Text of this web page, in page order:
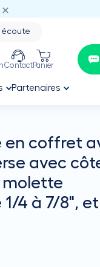
écoute
ContactPanier
Partenaires
en coffret
avec
4 à 7/8",